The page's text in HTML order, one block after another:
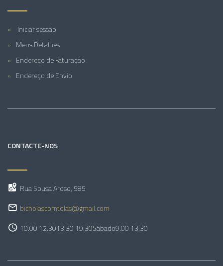
Iniciar sessão
Meus Detalhes
Endereço de Faturação
Endereço de Envio
CONTACTE-NOS
Rua Sousa Aroso, 585
bicholascomtolas@gmail.com
10.00 12.3013.30 19.30Sábado9.00 13.30